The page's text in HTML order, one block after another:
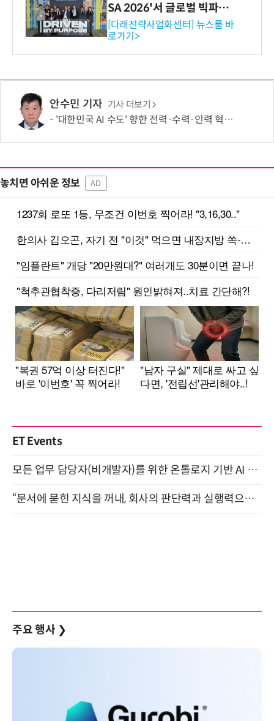
SA 2026'서 글로벌 빅파마
와의 비즈니스 미팅 지원…K
-바이오 해외 진출 교두보 확
보
[다래전략사업화센터] 뉴스룸 바
로가기>
안수민 기자 기사 더보기
'대한민국 AI 수도' 향한 전력·수력·인력 혁신 시동…'충남 3력 혁신 TF 회의 첫 개최
놓치면 아쉬운 정보 AD
ET Events
모든 업무 담당자(비개발자)를 위한 온톨로지 기반 AI 지식체계 설계 1-day 워크숍 8월 20일 개최
“문서에 묻힌 지식을 꺼내, 회사의 판단력과 실행력으로 바꾸다” (8/20)
주요 행사 ❯